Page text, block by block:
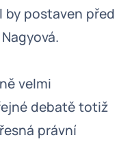
postaven před
velmi
debatě totiž
právní